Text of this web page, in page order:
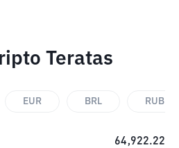
Teratas
EUR BRL RUB
64,922.22